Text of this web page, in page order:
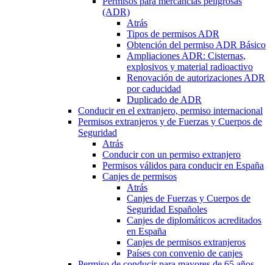
(ADR)
Atrás
Tipos de permisos ADR
Obtención del permiso ADR Básico
Ampliaciones ADR: Cisternas,
explosivos y material radioactivo
Renovación de autorizaciones ADR
por caducidad
Duplicado de ADR
Conducir en el extranjero, permiso internacional
Permisos extranjeros y de Fuerzas y Cuerpos de
Seguridad
Atrás
Conducir con un permiso extranjero
Permisos válidos para conducir en España
Canjes de permisos
Atrás
Canjes de Fuerzas y Cuerpos de
Seguridad Españoles
Canjes de diplomáticos acreditados
en España
Canjes de permisos extranjeros
Países con convenio de canjes